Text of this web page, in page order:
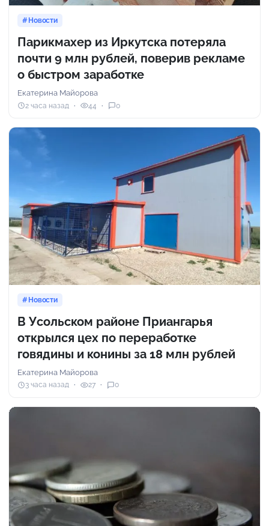
Новости
Парикмахер из Иркутска потеряла
почти 9 млн рублей, поверив рекламе
о быстром заработке
Екатерина Майорова
2 часа назад 44 0
Новости
В Усольском районе Приангарья
открылся цех по переработке
говядины и конины за 18 млн рублей
Екатерина Майорова
3 часа назад 27 0